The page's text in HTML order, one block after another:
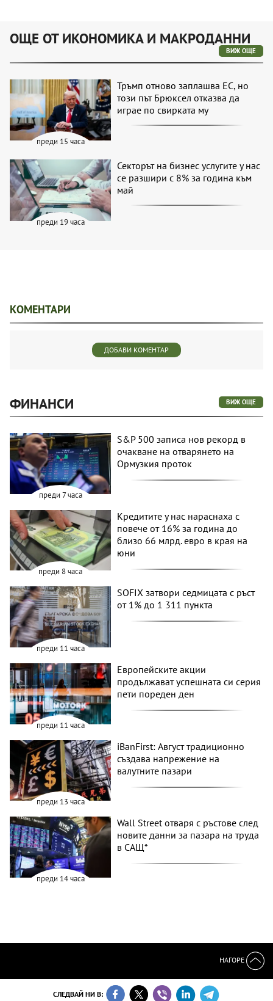
ОЩЕ ОТ ИКОНОМИКА И МАКРОДАННИ
ВИЖ ОЩЕ
преди 15 часа
Тръмп отново заплашва ЕС, но
този път Брюксел отказва да
играе по свирката му
преди 19 часа
Секторът на бизнес услугите у нас
се разшири с 8% за година към
май
КОМЕНТАРИ
ДОБАВИ КОМЕНТАР
ФИНАНСИ ВИЖ ОЩЕ
преди 7 часа
S&P 500 записа нов рекорд в
очакване на отварянето на
Ормузкия проток
преди 8 часа
Кредитите у нас нараснаха с
повече от 16% за година до
близо 66 млрд. евро в края на
юни
преди 11 часа
SOFIX затвори седмицата с ръст
от 1% до 1 311 пункта
преди 11 часа
Европейските акции
продължават успешната си серия
пети пореден ден
преди 13 часа
iBanFirst: Август традиционно
създава напрежение на
валутните пазари
преди 14 часа
Wall Street отваря с ръстове след
новите данни за пазара на труда
в САЩ*
НАГОРЕ
СЛЕДВАЙ НИ В: